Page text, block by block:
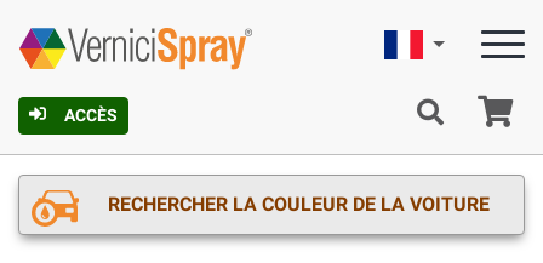
ACCÈS
Française
RECHERCHER LA COULEUR DE LA VOITURE